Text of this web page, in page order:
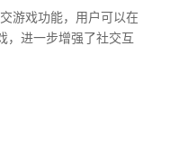
游戏功能，用户可以在
，进一步增强了社交互